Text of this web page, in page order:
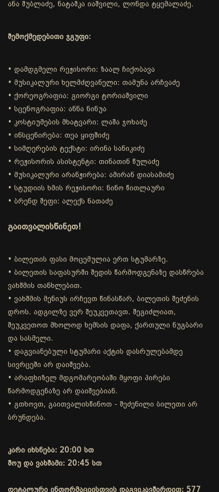
ანა შუბლაძე, ნატაშკა იაშვილი, ლონდა ტყემალაძე.
შემოქმედებითი ჯგუფი:
• დამდგმელი რეჟისორი: ზაალ ჩიქობავა
• მუსიკალური ხელმძღვანელი: თამუნა არჩვაძე
• ქორეოგრაფია: გიორგი ტორიაშვილი
• სცენოგრაფია: ანნა ნინუა
• კოსტიუმების მხატვარი: ლაშა ჯოხაძე
• ინსცენირება: თეა ყიფშიძე
• სიმღერების ტექსტი: ირინა სანიკიძე
• რეჟისორის ასისტენტი: თინათინ წულაძე
• მუსიკალური არანჟირება: ამირან დიასამიძე
• სტუდიის ხმის რეჟისორი: ნინო წითლაური
• ბრენდ შეფი: ალექს ნათაძე
გაითვალისწინეთ!
• ბილეთის ფასი მოცემულია ერთ სტუმარზე.
• ბილეთის საფასურში შედის წარმოდგენაზე დასწრება
ვახშმის თანხლებით.
• ვახშმის მენიუს ირჩევთ წინასწარ, ბილეთის შეძენის
დროს. ადგილზე ვერ შეუკვეთავთ. შეგიძლიათ,
შეუკვეთოთ მხოლოდ ხემსის დაფა, ქართული ნუგბარი
და სასმელი.
• დაგვიანებული სტუმარი აქტის დასრულებამდე
სივრცეში არ დაიშვება.
• არაფხიზელ მდგომარეობაში მყოფი პირები
წარმოდგენაზე არ დაიშვებიან.
• გთხოვთ, გაითვალისწინოთ - შეძენილი ბილეთი არ
ბრუნდება.
კარი იხსნება: 20:00 სთ
შოუ და ვახშამი: 20:45 სთ
დეტალური ინფორმაციისთვის დაგვიკავშირდით: 577